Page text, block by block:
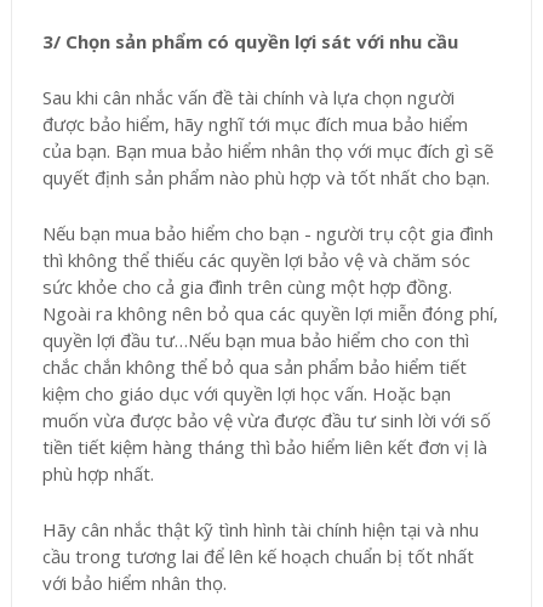
3/ Chọn sản phẩm có quyền lợi sát với nhu cầu
Sau khi cân nhắc vấn đề tài chính và lựa chọn người
được bảo hiểm, hãy nghĩ tới mục đích mua bảo hiểm
của bạn. Bạn mua bảo hiểm nhân thọ với mục đích gì sẽ
quyết định sản phẩm nào phù hợp và tốt nhất cho bạn.
Nếu bạn mua bảo hiểm cho bạn - người trụ cột gia đình
thì không thể thiếu các quyền lợi bảo vệ và chăm sóc
sức khỏe cho cả gia đình trên cùng một hợp đồng.
Ngoài ra không nên bỏ qua các quyền lợi miễn đóng phí,
quyền lợi đầu tư…Nếu bạn mua bảo hiểm cho con thì
chắc chắn không thể bỏ qua sản phẩm bảo hiểm tiết
kiệm cho giáo dục với quyền lợi học vấn. Hoặc bạn
muốn vừa được bảo vệ vừa được đầu tư sinh lời với số
tiền tiết kiệm hàng tháng thì bảo hiểm liên kết đơn vị là
phù hợp nhất.
Hãy cân nhắc thật kỹ tình hình tài chính hiện tại và nhu
cầu trong tương lai để lên kế hoạch chuẩn bị tốt nhất
với bảo hiểm nhân thọ.